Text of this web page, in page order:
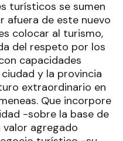
turísticos se sumen
afuera de este nuevo
colocar al turismo,
del respeto por los
capacidades
y la provincia
extraordinario en
Que incorpore
-sobre la base de
agregado